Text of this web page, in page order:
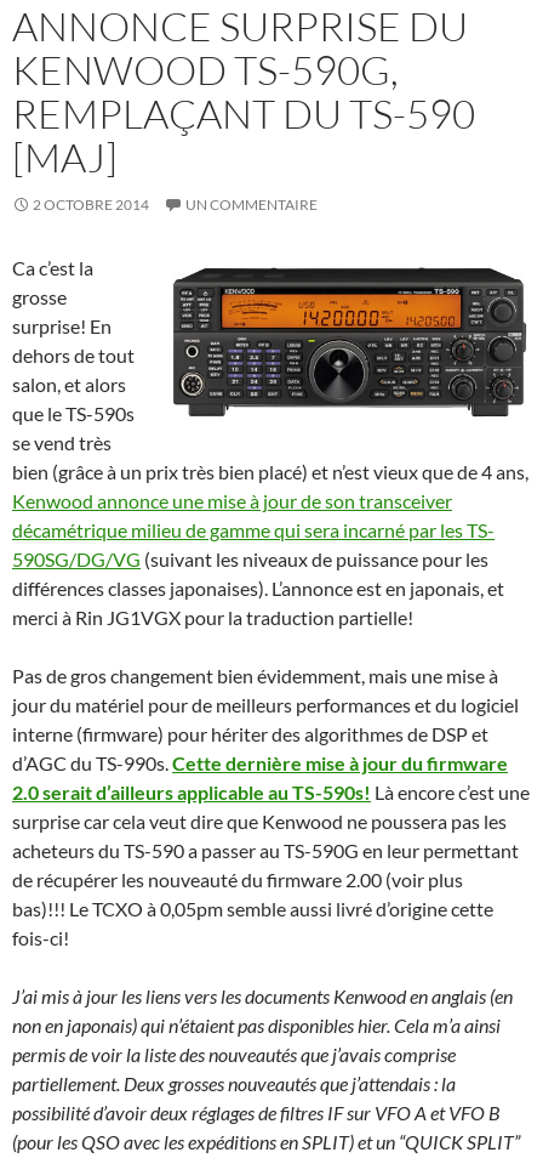
ANNONCE SURPRISE DU
KENWOOD TS-590G,
REMPLAÇANT DU TS-590
[MAJ]
2 OCTOBRE 2014 UN COMMENTAIRE
Ca c’est la
grosse
surprise! En
dehors de tout
salon, et alors
que le TS-590s
se vend très
bien (grâce à un prix très bien placé) et n’est vieux que de 4 ans,
Kenwood annonce une mise à jour de son transceiver
décamétrique milieu de gamme qui sera incarné par les TS-
590SG/DG/VG (suivant les niveaux de puissance pour les
différences classes japonaises). L’annonce est en japonais, et
merci à Rin JG1VGX pour la traduction partielle!
Pas de gros changement bien évidemment, mais une mise à
jour du matériel pour de meilleurs performances et du logiciel
interne (firmware) pour hériter des algorithmes de DSP et
d’AGC du TS-990s.Cette dernière mise à jour du firmware
2.0 serait d’ailleurs applicable au TS-590s! Là encore c’est une
surprise car cela veut dire que Kenwood ne poussera pas les
acheteurs du TS-590 a passer au TS-590G en leur permettant
de récupérer les nouveauté du firmware 2.00 (voir plus
bas)!!! Le TCXO à 0,05pm semble aussi livré d’origine cette
fois-ci!
J’ai mis à jour les liens vers les documents Kenwood en anglais (en
non en japonais) qui n’étaient pas disponibles hier. Cela m’a ainsi
permis de voir la liste des nouveautés que j’avais comprise
partiellement. Deux grosses nouveautés que j’attendais : la
possibilité d’avoir deux réglages de filtres IF sur VFO A et VFO B
(pour les QSO avec les expéditions en SPLIT) et un “QUICK SPLIT”